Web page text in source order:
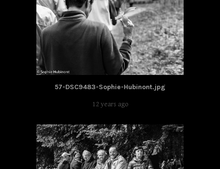
57-DSC9483-Sophie-Hubinont.jpg
12 years ago